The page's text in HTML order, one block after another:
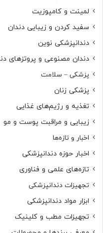
لمینت و کامپوزیت
سفید کردن و زیبایی دندان
دندانپزشکی نوین
دندان مصنوعی و پروتزهای
پزشکی – سلامت
پزشکی زنان
تغذیه و رژیم‌های غذایی
زیبایی و مراقبت پوست و مو
اخبار و تازه‌ها
اخبار حوزه دندانپزشکی
تازه‌های علمی و فناوری
تجهیزات دندانپزشکی
ابزار مواد دندانپزشکی
تجهیزات مطب و کلینیک